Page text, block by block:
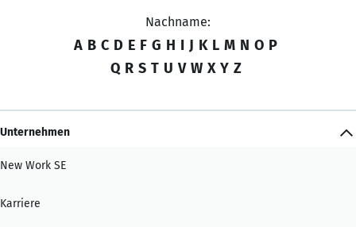
Nachname:
A B C D E F G H I J K L M N O P
Q R S T U V W X Y Z
Unternehmen
New Work SE
Karriere